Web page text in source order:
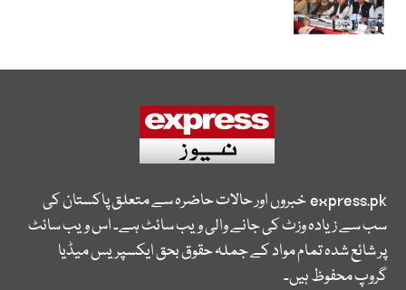
express.pkخبروں اور حالات حاضرہ سے متعلق پاکستان کی
سب سے زیادہ وزٹ کی جانے والی ویب سائٹ ہے۔ اس ویب سائٹ
پر شائع شدہ تمام مواد کے جملہ حقوق بحق ایکسپریس میڈیا
گروپ محفوظ ہیں۔